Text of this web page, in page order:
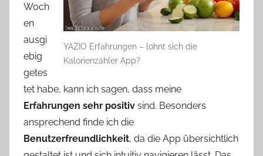
YAZIO Erfahrungen – lohnt sich die
Kalorienzähler App?
Woch
en
ausgi
ebig
getes
tet habe, kann ich sagen, dass meine
Erfahrungen sehr positiv sind. Besonders
ansprechend finde ich die
Benutzerfreundlichkeit, da die App übersichtlich